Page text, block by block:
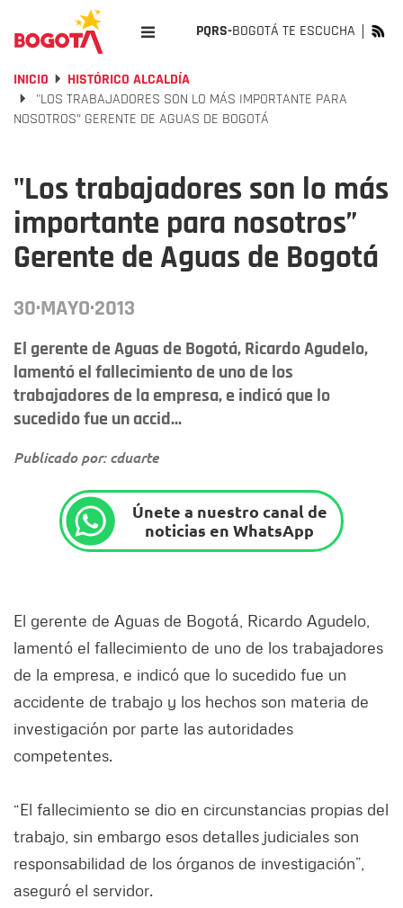
PQRS-BOGOTÁ TE ESCUCHA
INICIO
HISTÓRICO ALCALDÍA
"LOS TRABAJADORES SON LO MÁS IMPORTANTE PARA
NOSOTROS” GERENTE DE AGUAS DE BOGOTÁ
"Los trabajadores son lo más
importante para nosotros”
Gerente de Aguas de Bogotá
30·MAYO·2013
El gerente de Aguas de Bogotá, Ricardo Agudelo,
lamentó el fallecimiento de uno de los
trabajadores de la empresa, e indicó que lo
sucedido fue un accid...
Publicado por: cduarte
Únete a nuestro canal de
noticias en WhatsApp
El gerente de Aguas de Bogotá, Ricardo Agudelo,
lamentó el fallecimiento de uno de los trabajadores
de la empresa, e indicó que lo sucedido fue un
accidente de trabajo y los hechos son materia de
investigación por parte las autoridades
competentes.
“El fallecimiento se dio en circunstancias propias del
trabajo, sin embargo esos detalles judiciales son
responsabilidad de los órganos de investigación”,
aseguró el servidor.